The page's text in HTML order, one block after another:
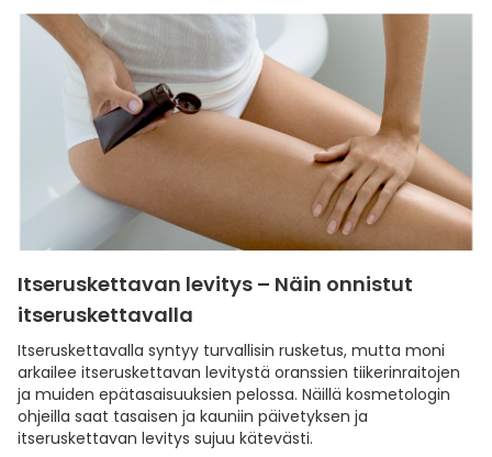
Itseruskettavan levitys – Näin onnistut
itseruskettavalla
Itseruskettavalla syntyy turvallisin rusketus, mutta moni
arkailee itseruskettavan levitystä oranssien tiikerinraitojen
ja muiden epätasaisuuksien pelossa. Näillä kosmetologin
ohjeilla saat tasaisen ja kauniin päivetyksen ja
itseruskettavan levitys sujuu kätevästi.